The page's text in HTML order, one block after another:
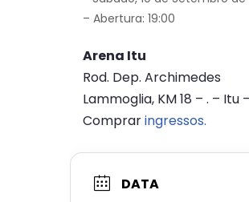
– Abertura: 19:00
Arena Itu
Rod. Dep. Archimedes
Lammoglia, KM 18 – . – Itu
Compraringressos.
DATA